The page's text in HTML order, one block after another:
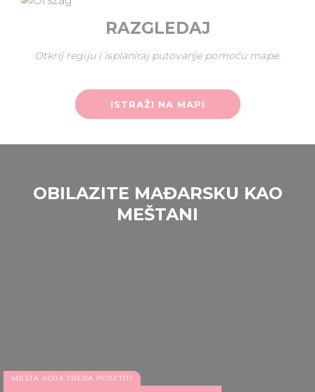
RAZGLEDAJ
Otkrij regiju i isplaniraj putovanje pomoću mape.
ISTRAŽI NA MAPI
OBILAZITE MAĐARSKU KAO
MEŠTANI
MESTA KOJA TREBA POSETITI